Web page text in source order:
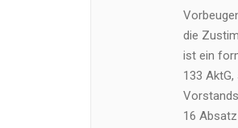
die
ist ein
133
16